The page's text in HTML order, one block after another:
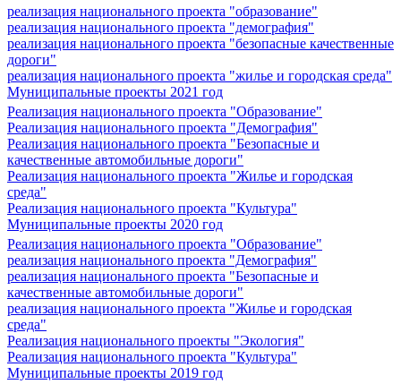
реализация национального проекта "образование"
реализация национального проекта "демография"
реализация национального проекта "безопасные качественные
дороги"
реализация национального проекта "жилье и городская среда"
Муниципальные проекты 2021 год
Реализация национального проекта "Образование"
Реализация национального проекта "Демография"
Реализация национального проекта "Безопасные и
качественные автомобильные дороги"
Реализация национального проекта "Жилье и городская
среда"
Реализация национального проекта "Культура"
Муниципальные проекты 2020 год
Реализация национального проекта "Образование"
реализация национального проекта "Демография"
реализация национального проекта "Безопасные и
качественные автомобильные дороги"
реализация национального проекта "Жилье и городская
среда"
Реализация национального проекты "Экология"
Реализация национального проекта "Культура"
Муниципальные проекты 2019 год